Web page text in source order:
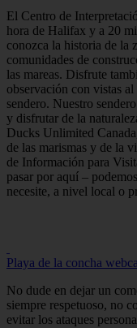
El Centro de
hora de Halifax y a 20
conozca la historia de la
comunidades de
las mareas. Disfrute
observación con vistas
sendero. Nuestro
y disfrutar de la
Ducks Unlimited
de las marismas y de la
de Información para
pasar por aquí –
necesite, a nivel local o
Playa de la concha
No dude en dejar un
siempre respetuoso, no
evitar los ataques